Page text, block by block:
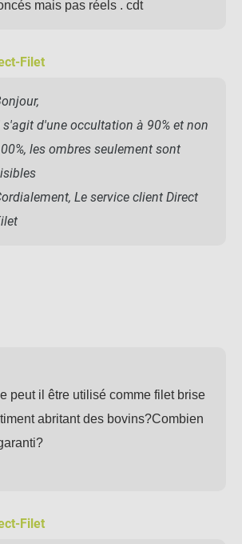
mais pas réels . cdt
Filet
s'agit d'une occultation à 90% et non
les ombres seulement sont
Le service client Direct
peut il être utilisé comme filet brise
abritant des bovins?Combien
Filet